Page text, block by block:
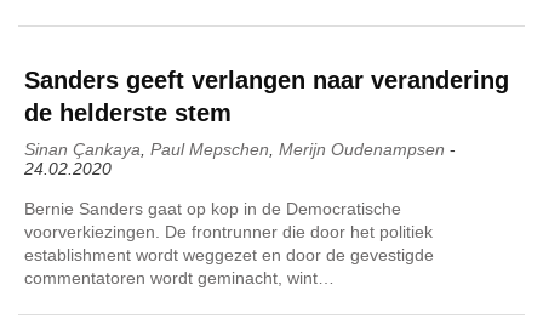
Sanders geeft verlangen naar verandering
de helderste stem
Sinan Çankaya Paul Mepschen Merijn Oudenampsen -
24.02.2020
Bernie Sanders gaat op kop in de Democratische
voorverkiezingen. De frontrunner die door het politiek
establishment wordt weggezet en door de gevestigde
commentatoren wordt geminacht, wint…